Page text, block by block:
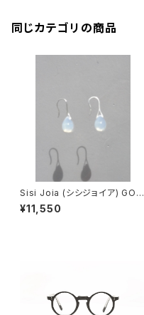
同じカテゴリの商品
Sisi Joia (シシジョイア) GOT
A Mini earrings (Opaline w
hite)
¥11,550